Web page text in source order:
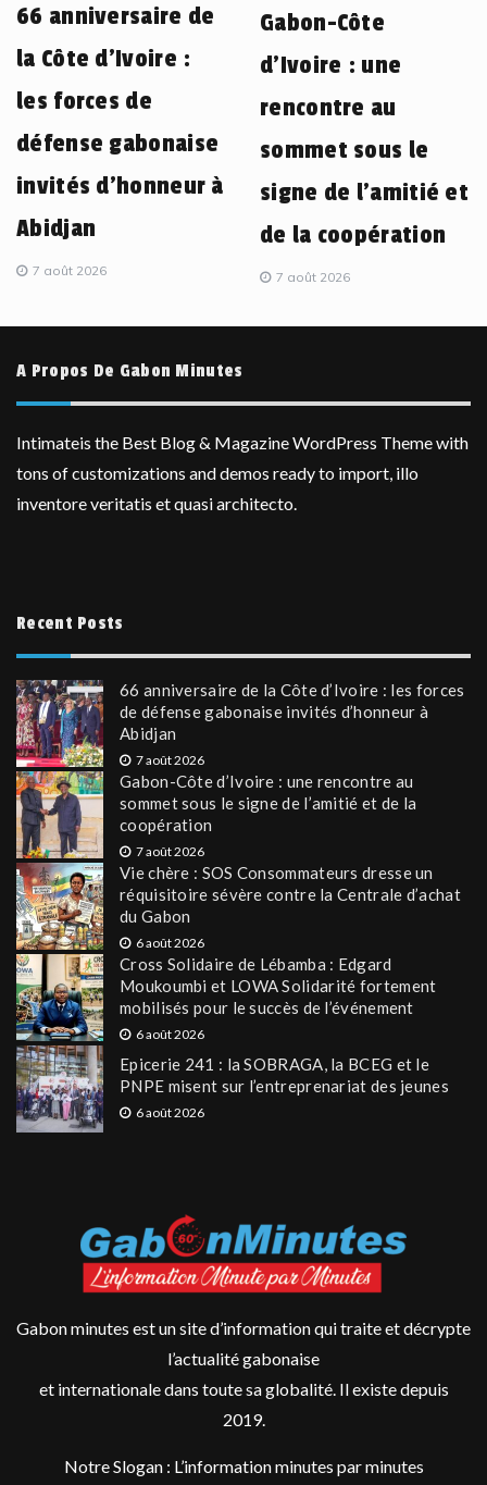
66 anniversaire de
la Côte d’Ivoire :
les forces de
défense gabonaise
invités d’honneur à
Abidjan
7 août 2026
Gabon-Côte
d’Ivoire : une
rencontre au
sommet sous le
signe de l’amitié et
de la coopération
7 août 2026
A Propos De Gabon Minutes
Intimateis the Best Blog & Magazine WordPress Theme with
tons of customizations and demos ready to import, illo
inventore veritatis et quasi architecto.
Recent Posts
66 anniversaire de la Côte d’Ivoire : les forces
de défense gabonaise invités d’honneur à
Abidjan
7 août 2026
Gabon-Côte d’Ivoire : une rencontre au
sommet sous le signe de l’amitié et de la
coopération
7 août 2026
Vie chère : SOS Consommateurs dresse un
réquisitoire sévère contre la Centrale d’achat
du Gabon
6 août 2026
Cross Solidaire de Lébamba : Edgard
Moukoumbi et LOWA Solidarité fortement
mobilisés pour le succès de l’événement
6 août 2026
Epicerie 241 : la SOBRAGA, la BCEG et le
PNPE misent sur l’entreprenariat des jeunes
6 août 2026
Gabon minutes est un site d’information qui traite et décrypte
l’actualité gabonaise
et internationale dans toute sa globalité. Il existe depuis
2019.
Notre Slogan : L’information minutes par minutes